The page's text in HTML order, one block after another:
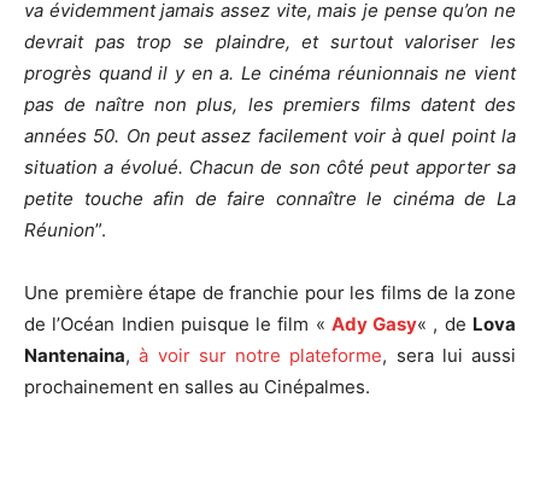
va évidemment jamais assez vite, mais je pense qu’on ne
devrait pas trop se plaindre, et surtout valoriser les
progrès quand il y en a. Le cinéma réunionnais ne vient
pas de naître non plus, les premiers films datent des
années 50. On peut assez facilement voir à quel point la
situation a évolué. Chacun de son côté peut apporter sa
petite touche afin de faire connaître le cinéma de La
Réunion”.
Une première étape de franchie pour les films de la zone
de l’Océan Indien puisque le film « Ady Gasy« , de Lova
Nantenaina,à voir sur notre plateforme, sera lui aussi
prochainement en salles au Cinépalmes.